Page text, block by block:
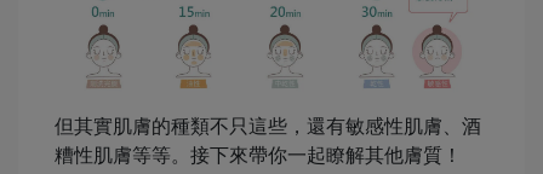
但其實肌膚的種類不只這些，還有敏感性肌膚、酒
糟性肌膚等等。接下來帶你一起瞭解其他膚質！